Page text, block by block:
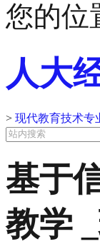
您的位
人大
> 现代教育技术专
基于
教学